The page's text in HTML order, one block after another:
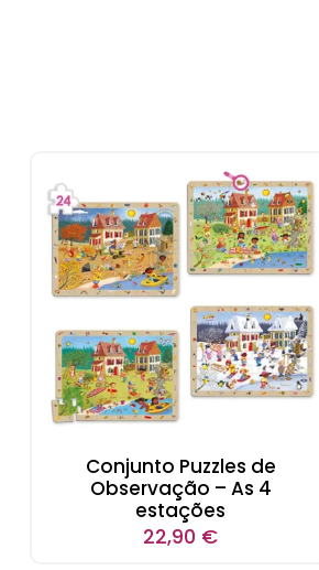
Conjunto Puzzles de
Observação – As 4
estações
22,90 €